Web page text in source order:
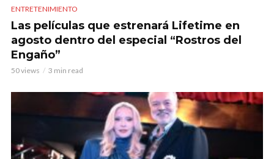
ENTRETENIMIENTO
Las películas que estrenará Lifetime en
agosto dentro del especial “Rostros del
Engaño”
50 views 3 min read